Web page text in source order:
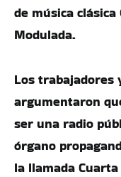
de música
Modulada.
Los trabajadores
argumentaron
ser una radio
órgano
la llamada